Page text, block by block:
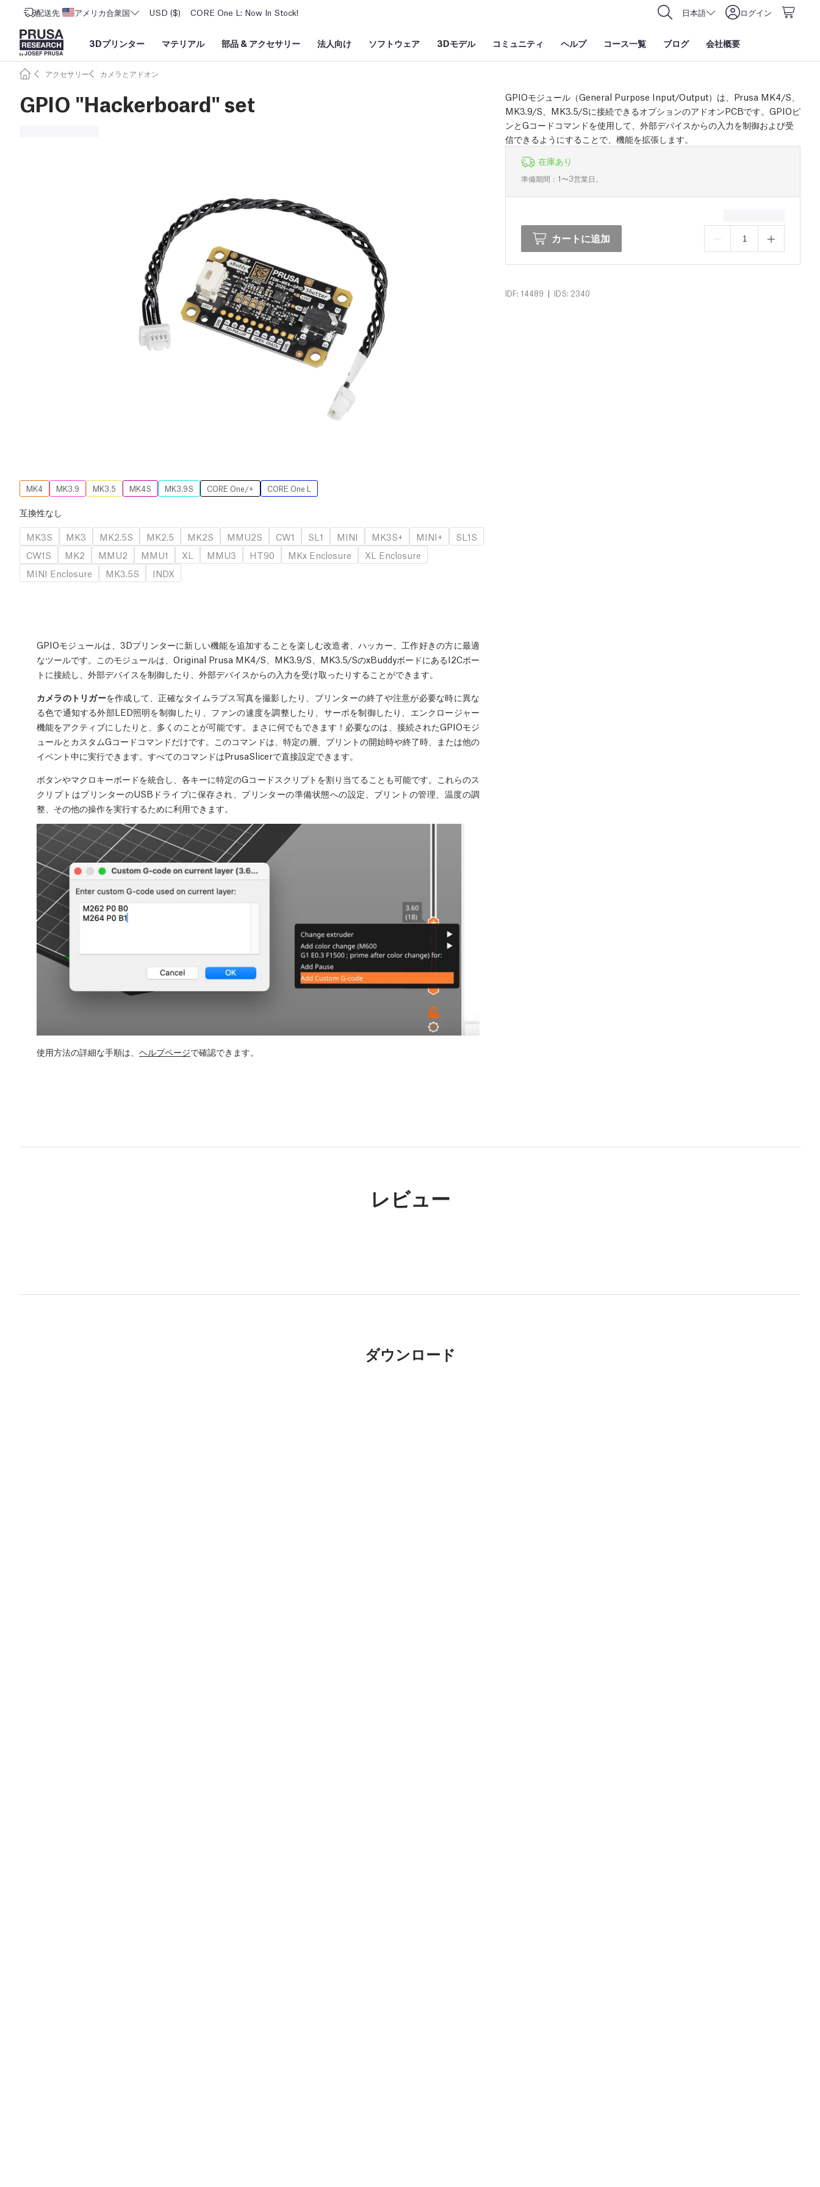
配送先 アメリカ合衆国 USD ($) CORE One L: Now In Stock! 日本語 ログイン
3Dプリンター マテリアル 部品 & アクセサリー 法人向け ソフトウェア 3Dモデル コミュニティ ヘルプ コース一覧 ブログ 会社概要
アクセサリー カメラとアドオン
GPIO "Hackerboard" set
GPIOモジュール（General Purpose Input/Output）は、Prusa MK4/S、
MK3.9/S、MK3.5/Sに接続できるオプションのアドオンPCBです。GPIOピ
ンとGコードコマンドを使用して、外部デバイスからの入力を制御および受
信できるようにすることで、機能を拡張します。
在庫あり
準備期間：1〜3営業日。
カートに追加
IDF: 14489 | IDS: 2340
MK4 MK3.9 MK3.5 MK4S MK3.9S CORE One/+ CORE One L
互換性なし
MK3S
MK3 MK2.5S MK2.5 MK2S MMU2S CW1 SL1 MINI MK3S+ MINI+
SL1S
CW1S
MK2 MMU2 MMU1 XL MMU3 HT90 MKx Enclosure
XL Enclosure
MINI Enclosure
MK3.5S INDX
GPIOモジュールは、3Dプリンターに新しい機能を追加することを楽しむ改造者、ハッカー、工作好きの方に最適
なツールです。このモジュールは、Original Prusa MK4/S、MK3.9/S、MK3.5/SのxBuddyボードにあるI2Cポー
トに接続し、外部デバイスを制御したり、外部デバイスからの入力を受け取ったりすることができます。
カメラのトリガーを作成して、正確なタイムラプス写真を撮影したり、プリンターの終了や注意が必要な時に異な
る色で通知する外部LED照明を制御したり、ファンの速度を調整したり、サーボを制御したり、エンクロージャー
機能をアクティブにしたりと、多くのことが可能です。まさに何でもできます！必要なのは、接続されたGPIOモジ
ュールとカスタムGコードコマンドだけです。このコマンドは、特定の層、プリントの開始時や終了時、または他の
イベント中に実行できます。すべてのコマンドはPrusaSlicerで直接設定できます。
ボタンやマクロキーボードを統合し、各キーに特定のGコードスクリプトを割り当てることも可能です。これらのス
クリプトはプリンターのUSBドライブに保存され、プリンターの準備状態への設定、プリントの管理、温度の調
整、その他の操作を実行するために利用できます。
使用方法の詳細な手順は、 ヘルプページで確認できます。
レビュー
ダウンロード